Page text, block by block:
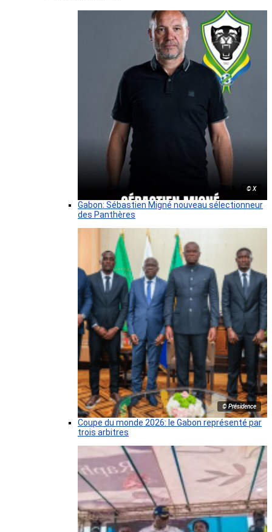
© X
Gabon: Sébastien Migné nouveau sélectionneur
des Panthères
© Présidence
Coupe du monde 2026: le Gabon représenté par
trois arbitres